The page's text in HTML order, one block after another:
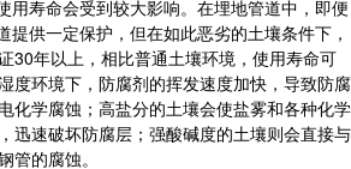
用寿命会受到较大影响。在埋地管道中，即便
提供一定保护，但在如此恶劣的土壤条件下，
30年以上，相比普通土壤环境，使用寿命可
度环境下，防腐剂的挥发速度加快，导致防腐
化学腐蚀；高盐分的土壤会使盐雾和各种化学
迅速破坏防腐层；强酸碱度的土壤则会直接与
管的腐蚀。